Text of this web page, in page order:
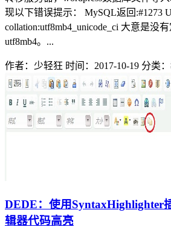
现以下错误提示： MySQL返回:#1273
collation:utf8mb4_unicode_ci 大意是没
utf8mb4。...
作者：少轻狂 时间：2017-10-19 分类
DEDE：使用SyntaxHighlighter
辑器代码高亮